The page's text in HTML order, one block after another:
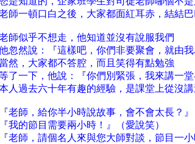
師一頓口白之後，大家都面紅耳赤，結結巴
師似乎不想走，他知道並沒有說服我們
忽然說：
『這樣吧，你們非要聚會，就由我
然，大家都不答腔，而且笑得有點勉強
了一下，他說：
『你們別緊張，我來講一堂
人過去六十年有趣的經驗，是課堂上從沒講
『老師，給你半小時說故事，會不會太長？』
『我的節目需要兩小時！』（愛說笑）
『老師，請個名人來與您大師對談，節目一